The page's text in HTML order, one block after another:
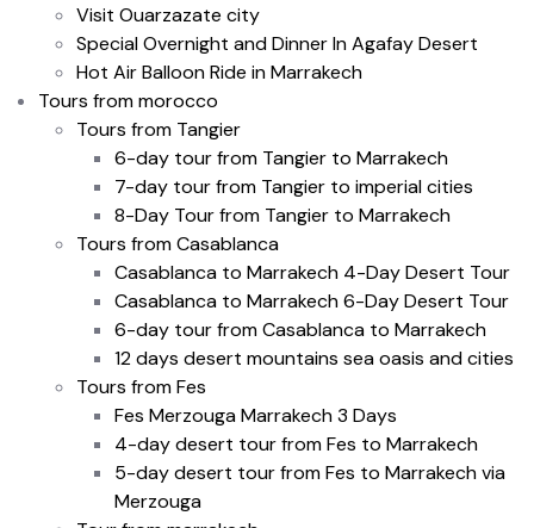
Visit Ouarzazate city
Special Overnight and Dinner In Agafay Desert
Hot Air Balloon Ride in Marrakech
Tours from morocco
Tours from Tangier
6-day tour from Tangier to Marrakech
7-day tour from Tangier to imperial cities
8-Day Tour from Tangier to Marrakech
Tours from Casablanca
Casablanca to Marrakech 4-Day Desert Tour
Casablanca to Marrakech 6-Day Desert Tour
6-day tour from Casablanca to Marrakech
12 days desert mountains sea oasis and cities
Tours from Fes
Fes Merzouga Marrakech 3 Days
4-day desert tour from Fes to Marrakech
5-day desert tour from Fes to Marrakech via
Merzouga